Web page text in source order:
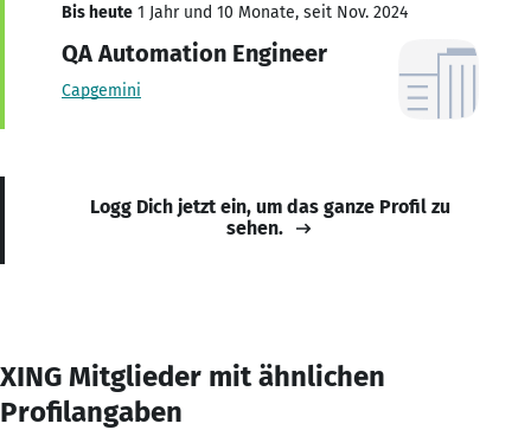
Bis heute 1 Jahr und 10 Monate, seit Nov. 2024
QA Automation Engineer
Capgemini
Logg Dich jetzt ein, um das ganze Profil zu
sehen.
XING Mitglieder mit ähnlichen
Profilangaben